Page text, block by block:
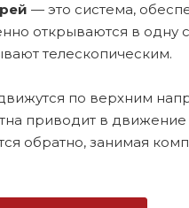
— это система,
открываются в одну
телескопическим.
по верхним
приводит в
обратно, занимая